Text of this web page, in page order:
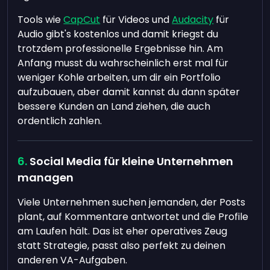
Tools wieCapCut für Videos undAudacity für
Audio gibt's kostenlos und damit kriegst du
trotzdem professionelle Ergebnisse hin. Am
Anfang musst du wahrscheinlich erst mal für
weniger Kohle arbeiten, um dir ein Portfolio
aufzubauen, aber damit kannst du dann später
bessere Kunden an Land ziehen, die auch
ordentlich zahlen.
Social Media für kleine Unternehmen
managen
Viele Unternehmen suchen jemanden, der Posts
plant, auf Kommentare antwortet und die Profile
am Laufen hält. Das ist eher operatives Zeug
statt Strategie, passt also perfekt zu deinen
anderen VA-Aufgaben.